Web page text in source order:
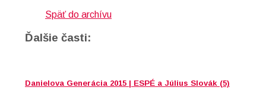
Späť do archívu
Ďalšie časti:
Danielova Generácia 2015 | ESPÉ a Július Slovák (5)